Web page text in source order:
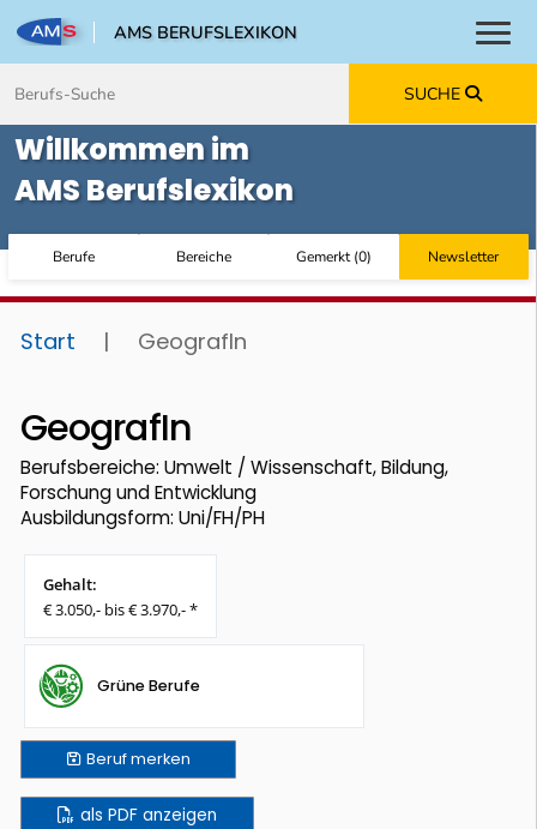
AMS BERUFSLEXIKON
SUCHE
Willkommen im
AMS Berufslexikon
Berufe Bereiche Gemerkt(0) Newsletter
Start | GeografIn
GeografIn
Berufsbereiche: Umwelt / Wissenschaft, Bildung,
Forschung und Entwicklung
Ausbildungsform: Uni/FH/PH
Gehalt:
€ 3.050,- bis € 3.970,- *
Grüne Berufe
Berufmerken
als PDF anzeigen